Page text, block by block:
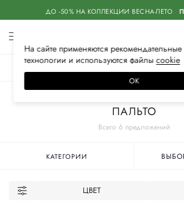
ДО -50% НА КОЛЛЕКЦИИ ВЕСНА-ЛЕТО
Всего 6 предложений
ПАЛЬТО
КАТЕГОРИИ
ЦВЕТ
На сайте применяются рекомендательные
технологии и используются файлысооkiе
ОК